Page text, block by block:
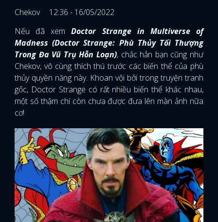
Chekov
12:36 - 16/05/2022
Nếu đã xem Doctor Strange in Multiverse of
Madness (Doctor Strange: Phù Thủy Tối Thượng
Trong Đa Vũ Trụ Hỗn Loạn), chắc hẳn bạn cũng như
Chekov, vô cùng thích thú trước các biến thể của phù
thủy quyền năng này. Khoan vội bởi trong truyện tranh
gốc, Doctor Strange có rất nhiều biến thể khác nhau,
một số thậm chí còn chưa được đưa lên màn ảnh nữa
cơ!